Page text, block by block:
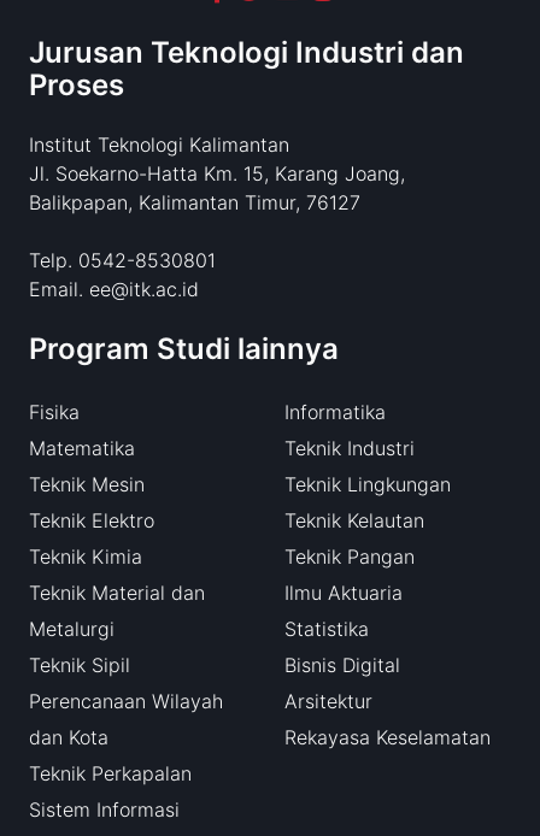
Jurusan Teknologi Industri dan
Proses
Institut Teknologi Kalimantan
Jl. Soekarno-Hatta Km. 15, Karang Joang,
Balikpapan, Kalimantan Timur, 76127
Telp. 0542-8530801
Email. ee@itk.ac.id
Program Studi lainnya
Fisika
Matematika
Teknik Mesin
Teknik Elektro
Teknik Kimia
Teknik Material dan
Metalurgi
Teknik Sipil
Perencanaan Wilayah
dan Kota
Teknik Perkapalan
Sistem Informasi
Informatika
Teknik Industri
Teknik Lingkungan
Teknik Kelautan
Teknik Pangan
Ilmu Aktuaria
Statistika
Bisnis Digital
Arsitektur
Rekayasa Keselamatan